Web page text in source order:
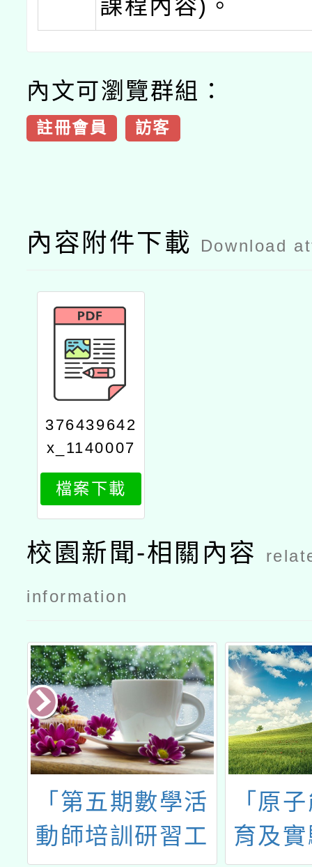
課程內容)。
內文可瀏覽群組：
註冊會員 訪客
內容附件下載 Download
376439642
x_1140007
262_attach
1
檔案下載
校園新聞-相關內容
information
「第五期數學活
動師培訓研習工
「原
育及